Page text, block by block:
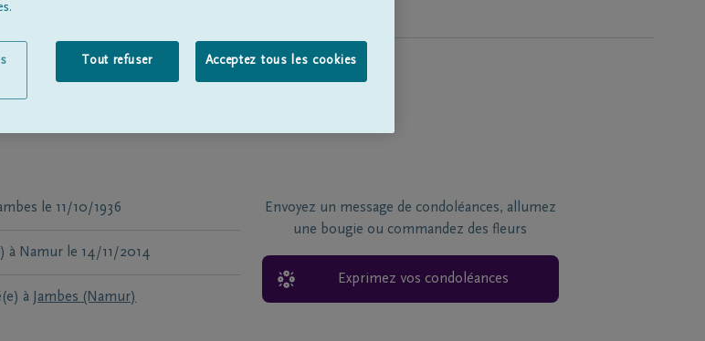
le 11/10/1936
à Namur le 14/11/2014
à Jambes (Namur)
Envoyez un message de condoléances, allumez
une bougie ou commandez des fleurs
Exprimez vos condoléances
Tout refuser Acceptez tous les cookies